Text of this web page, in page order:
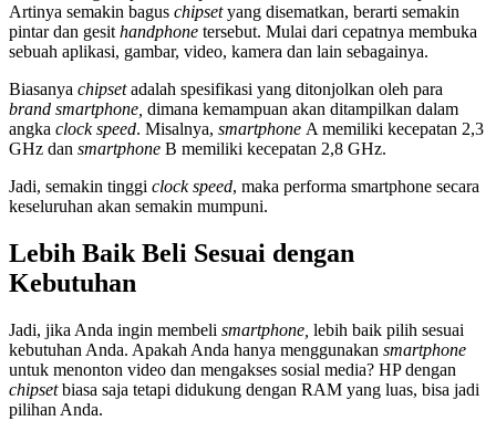
Artinya semakin bagus chipsetyang disematkan, berarti semakin
pintar dan gesithandphone tersebut. Mulai dari cepatnya membuka
sebuah aplikasi, gambar, video, kamera dan lain sebagainya.
Biasanya chipsetadalah spesifikasi yang ditonjolkan oleh para
brand smartphone, dimana kemampuan akan ditampilkan dalam
angka clock speed. Misalnya, smartphone A memiliki kecepatan 2,3
GHz dan smartphone B memiliki kecepatan 2,8 GHz.
Jadi, semakin tinggi clock speed, maka performa smartphone secara
keseluruhan akan semakin mumpuni.
Lebih Baik Beli Sesuai dengan
Kebutuhan
Jadi, jika Anda ingin membeli smartphone, lebih baik pilih sesuai
kebutuhan Anda. Apakah Anda hanya menggunakan smartphone
untuk menonton video dan mengakses sosial media? HP dengan
chipsetbiasa saja tetapi didukung dengan RAM yang luas, bisa jadi
pilihan Anda.